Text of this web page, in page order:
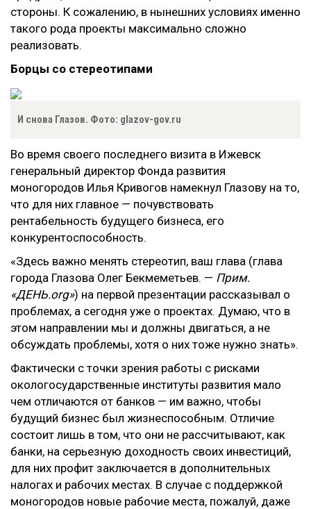
стороны. К сожалению, в нынешних условиях именно
такого рода проекты максимально сложно
реализовать.
Борцы со стереотипами
И снова Глазов. Фото: glazov-gov.ru
Во время своего последнего визита в Ижевск
генеральный директор Фонда развития
моногородов Илья Кривогов намекнул Глазову на то,
что для них главное — почувствовать
рентабельность будущего бизнеса, его
конкурентоспособность.
«Здесь важно менять стереотип, ваш глава (глава
города Глазова Олег Бекмеметьев. — Прим.
«ДЕНЬ.org») на первой презентации рассказывал о
проблемах, а сегодня уже о проектах. Думаю, что в
этом направлении мы и должны двигаться, а не
обсуждать проблемы, хотя о них тоже нужно знать».
Фактически с точки зрения работы с рисками
окологосударственные институты развития мало
чем отличаются от банков — им важно, чтобы
будущий бизнес был жизнеспособным. Отличие
состоит лишь в том, что они не рассчитывают, как
банки, на серьезную доходность своих инвестиций,
для них профит заключается в дополнительных
налогах и рабочих местах. В случае с поддержкой
моногородов новые рабочие места, пожалуй, даже